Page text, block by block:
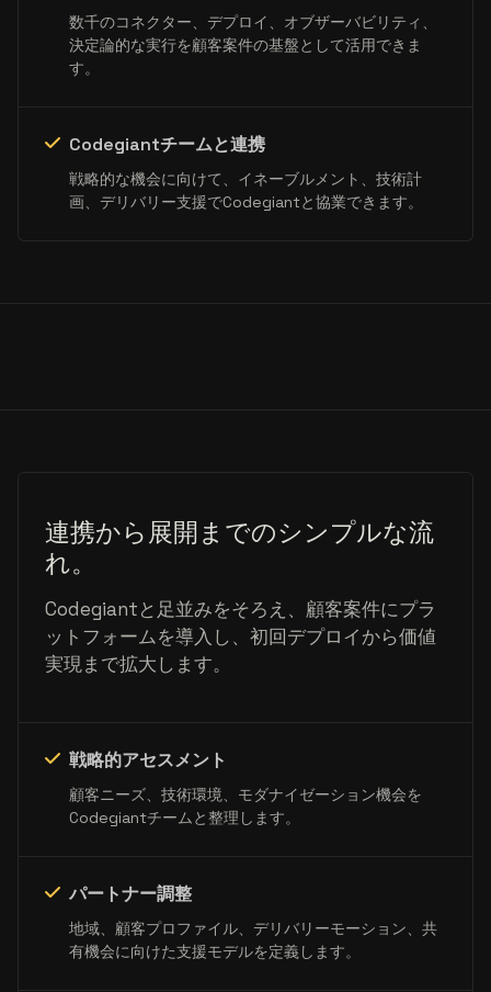
数千のコネクター、デプロイ、オブザーバビリティ、
決定論的な実行を顧客案件の基盤として活用できま
す。
Codegiantチームと連携
戦略的な機会に向けて、イネーブルメント、技術計
画、デリバリー支援でCodegiantと協業できます。
連携から展開までのシンプルな流
れ。
Codegiantと足並みをそろえ、顧客案件にプラ
ットフォームを導入し、初回デプロイから価値
実現まで拡大します。
戦略的アセスメント
顧客ニーズ、技術環境、モダナイゼーション機会を
Codegiantチームと整理します。
パートナー調整
地域、顧客プロファイル、デリバリーモーション、共
有機会に向けた支援モデルを定義します。